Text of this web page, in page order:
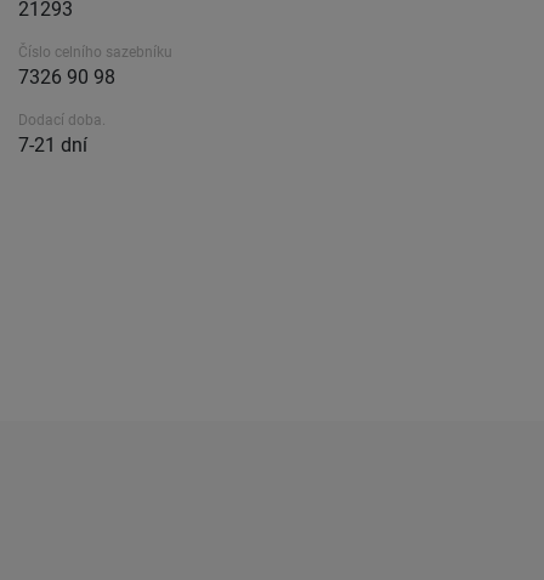
21293
Číslo celního sazebníku
7326 90 98
Dodací doba.
7-21 dní